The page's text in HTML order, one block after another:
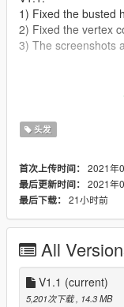
1) Fixed the busted
2) Fixed the vertex
3) The screenshots
Credits
Installation:
Drag and Drop the
cdimages/
thes_01
Be sure to backup
头发
首次上传时间： 2021年
最后更新时间： 2021年
最后下载： 21小时前
All
V1.1 (current)
5,201次下载 , 14.3 MB